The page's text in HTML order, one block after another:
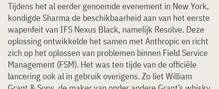
Tijdens het al eerder genoemde evenement in New York,
kondigde Sharma de beschikbaarheid aan van het eerste
wapenfeit van IFS Nexus Black, namelijk Resolve. Deze
oplossing ontwikkelde het samen met Anthropic en richt
zich op het oplossen van problemen binnen Field Service
Management (FSM). Het was ten tijde van de officiële
lancering ook al in gebruik overigens. Zo liet William